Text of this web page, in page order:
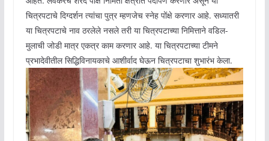
चित्रपटाचे दिग्दर्शन त्यांचा पुत्र म्हणजेच स्नेह पोंक्षे करणार आहे. सध्यातरी
या चित्रपटाचे नाव ठरलेले नसले तरी या चित्रपटाच्या निमित्ताने वडिल-
मुलाची जोडी मात्र एकत्र काम करणार आहे. या चित्रपटाच्या टीमने
प्रभादेवीतील सिद्धिविनायकाचे आशीर्वाद घेऊन चित्रपटाचा शुभारंभ केला.